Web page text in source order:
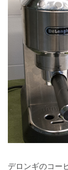
デロンギのコー